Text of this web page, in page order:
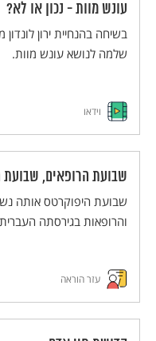
עונש מוות - נכון או לא?
בשיחה בהנחיית ירון
שלמה לנושא עונש מוות.
וידאו
שבועת הרופאים, שבועת
שבועת היפוקרטס אותה
והרופאות בגירסתה
עזר הוראה